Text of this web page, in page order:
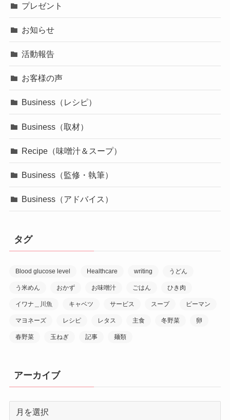
プレゼント
お知らせ
活動報告
お客様の声
Business（レシピ）
Business（取材）
Recipe（味噌汁＆スープ）
Business（監修・執筆）
Business（アドバイス）
タグ
Blood glucose level Healthcare writing うどん
う米めん おかず お味噌汁 ごはん ひき肉
イワナ＿川魚 キャベツ サービス スープ ピーマン
マヨネーズ レシピ レタス 主食 冬野菜 卵
春野菜 玉ねぎ 記事 麺類
アーカイブ